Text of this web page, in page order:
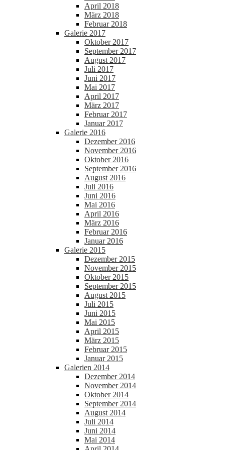
April 2018
März 2018
Februar 2018
Galerie 2017
Oktober 2017
September 2017
August 2017
Juli 2017
Juni 2017
Mai 2017
April 2017
März 2017
Februar 2017
Januar 2017
Galerie 2016
Dezember 2016
November 2016
Oktober 2016
September 2016
August 2016
Juli 2016
Juni 2016
Mai 2016
April 2016
März 2016
Februar 2016
Januar 2016
Galerie 2015
Dezember 2015
November 2015
Oktober 2015
September 2015
August 2015
Juli 2015
Juni 2015
Mai 2015
April 2015
März 2015
Februar 2015
Januar 2015
Galerien 2014
Dezember 2014
November 2014
Oktober 2014
September 2014
August 2014
Juli 2014
Juni 2014
Mai 2014